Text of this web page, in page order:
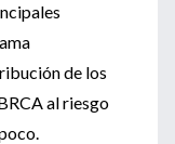
de los
al riesgo